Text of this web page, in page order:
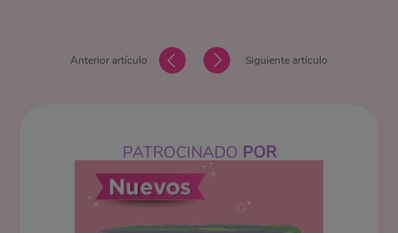
Anterior artículo Siguiente artículo
PATROCINADO POR